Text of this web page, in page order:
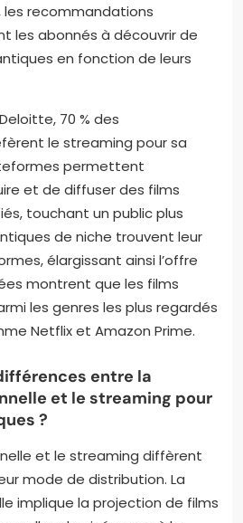
les recommandations
les abonnés à découvrir de
en fonction de leurs
70 % des
le streaming pour sa
permettent
et de diffuser des films
touchant un public plus
de niche trouvent leur
élargissant ainsi l’offre
montrent que les films
les genres les plus regardés
Netflix et Amazon Prime.
entre la
et le streaming pour
?
et le streaming diffèrent
mode de distribution. La
implique la projection de films